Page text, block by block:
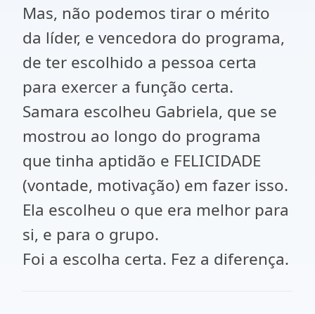
Mas, não podemos tirar o mérito
da líder, e vencedora do programa,
de ter escolhido a pessoa certa
para exercer a função certa.
Samara escolheu Gabriela, que se
mostrou ao longo do programa
que tinha aptidão e FELICIDADE
(vontade, motivação) em fazer isso.
Ela escolheu o que era melhor para
si, e para o grupo.
Foi a escolha certa. Fez a diferença.